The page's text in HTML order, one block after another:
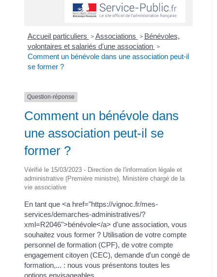
Accueil particuliers > Associations > Bénévoles,
volontaires et salariés d'une association >
Comment un bénévole dans une association peut-il
se former ?
Question-réponse
Comment un bénévole dans
une association peut-il se
former ?
Vérifié le 15/03/2023 - Direction de l'information légale et
administrative (Première ministre), Ministère chargé de la
vie associative
En tant que <a href="https://vignoc.fr/mes-
services/demarches-administratives/?
xml=R2046">bénévole</a> d'une association, vous
souhaitez vous former ? Utilisation de votre compte
personnel de formation (CPF), de votre compte
engagement citoyen (CEC), demande d'un congé de
formation,... : nous vous présentons toutes les
options envisageables.